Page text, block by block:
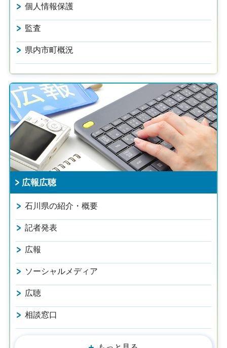
個人情報保護
監査
県内市町概況
広報広聴
石川県の紹介・概要
記者発表
広報
ソーシャルメディア
広聴
相談窓口